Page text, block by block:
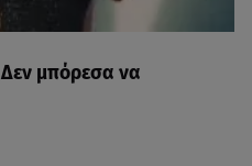
μπόρεσα να